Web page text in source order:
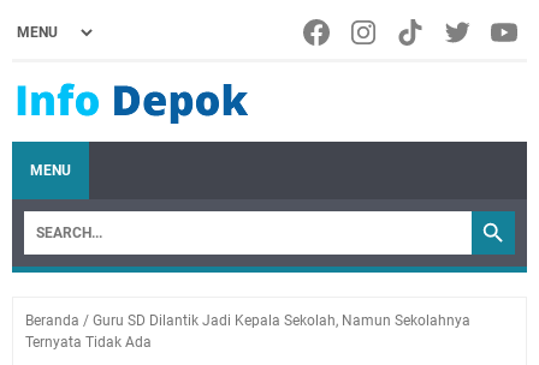
MENU
Beranda / Guru SD Dilantik Jadi Kepala Sekolah, Namun Sekolahnya
Ternyata Tidak Ada